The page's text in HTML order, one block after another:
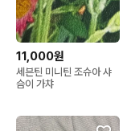
11,000원
세븐틴 미니틴 조슈아 샤
슴이 가챠